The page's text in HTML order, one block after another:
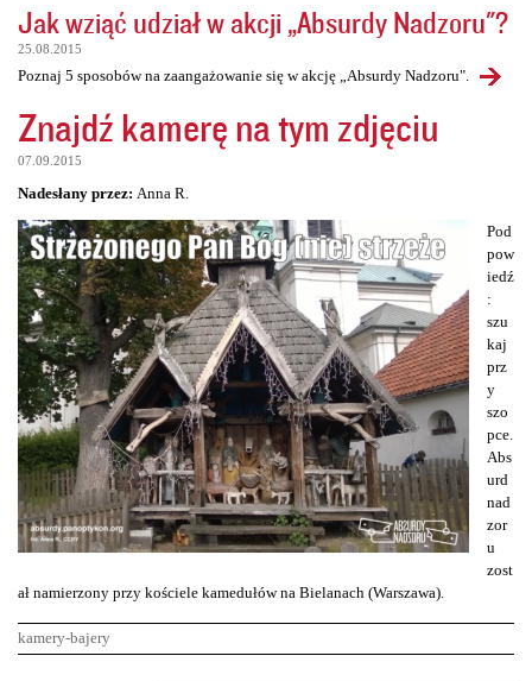
Jak wziąć udział w akcji „Absurdy Nadzoru"?
25.08.2015
Poznaj 5 sposobów na zaangażowanie się w akcję „Absurdy Nadzoru".
Znajdź kamerę na tym zdjęciu
07.09.2015
Nadesłany przez: Anna R.
Pod
pow
iedź
:
szu
kaj
prz
y
szo
pce.
Abs
urd
nad
zor
u
zost
ał namierzony przy kościele kamedułów na Bielanach (Warszawa).
kamery-bajery